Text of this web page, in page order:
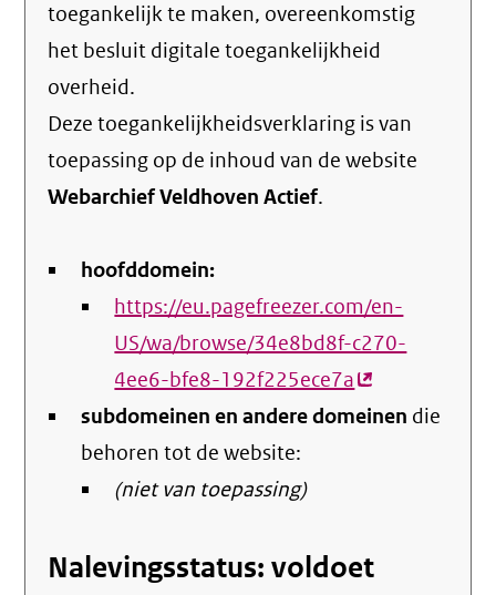
toegankelijk te maken, overeenkomstig
het besluit digitale toegankelijkheid
overheid.
Deze toegankelijkheidsverklaring is van
toepassing op de inhoud van de website
Webarchief Veldhoven Actief.
hoofddomein:
https://eu.pagefreezer.com/en-
US/wa/browse/34e8bd8f-c270-
4ee6-bfe8-192f225ece7a(externe
link)
subdomeinen en andere domeinen die
behoren tot de website:
(niet van toepassing)
Nalevingsstatus: voldoet